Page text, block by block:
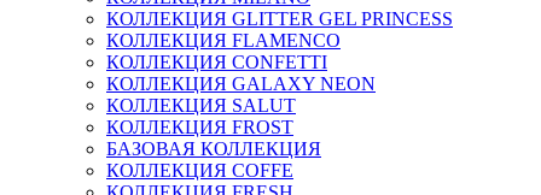
КОЛЛЕКЦИЯ GLITTER GEL PRINCESS
КОЛЛЕКЦИЯ FLAMENCO
КОЛЛЕКЦИЯ CONFETTI
КОЛЛЕКЦИЯ GALAXY NEON
КОЛЛЕКЦИЯ SALUT
КОЛЛЕКЦИЯ FROST
БАЗОВАЯ КОЛЛЕКЦИЯ
КОЛЛЕКЦИЯ COFFE